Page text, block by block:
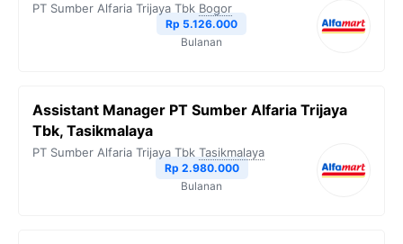
PT Sumber Alfaria Trijaya Tbk Bogor
Rp 5.126.000
Bulanan
Assistant Manager PT Sumber Alfaria Trijaya
Tbk, Tasikmalaya
PT Sumber Alfaria Trijaya Tbk Tasikmalaya
Rp 2.980.000
Bulanan